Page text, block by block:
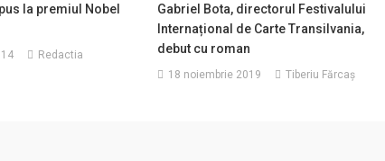
la premiul Nobel
Redactia
Gabriel Bota, directorul Festivalului
Internațional de Carte Transilvania,
debut cu roman
18 noiembrie 2019 Tiberiu Fărcaş